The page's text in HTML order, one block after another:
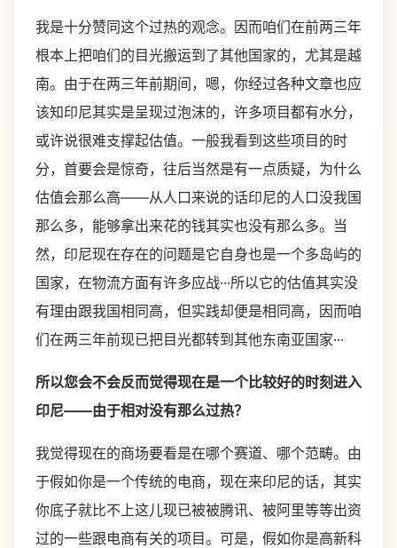
我是十分赞同这个过热的观念。因而咱们在前两三年
根本上把咱们的目光搬运到了其他国家的，尤其是越
南。由于在两三年前期间，嗯，你经过各种文章也应
该知印尼其实是呈现过泡沫的，许多项目都有水分，
或许说很难支撑起估值。一般我看到这些项目的时
分，首要会是惊奇，往后当然是有一点质疑，为什么
估值会那么高——从人口来说的话印尼的人口没我国
那么多，能够拿出来花的钱其实也没有那么多。当
然，印尼现在存在的问题是它自身也是一个多岛屿的
国家，在物流方面有许多应战···所以它的估值其实没
有理由跟我国相同高，但实践却便是相同高，因而咱
们在两三年前现已把目光都转到其他东南亚国家···
所以您会不会反而觉得现在是一个比较好的时刻进入
印尼——由于相对没有那么过热？
我觉得现在的商场要看是在哪个赛道、哪个范畴。由
于假如你是一个传统的电商，现在来印尼的话，其实
你底子就比不上这儿现已被被腾讯、被阿里等等出资
过的一些跟电商有关的项目。可是，假如你是高新科